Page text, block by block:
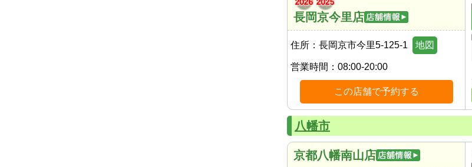
長岡京今里店
住所： 長岡京市今里5-125-1 地図
営業時間： 08:00-20:00
この店舗で予約する
八幡市
京都八幡南山店